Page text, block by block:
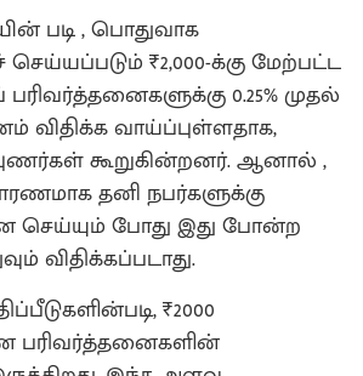
படி , பொதுவாக
₹2,000-க்கு மேற்பட்ட
பரிவர்த்தனைகளுக்கு 0.25% முதல்
விதிக்க வாய்ப்புள்ளதாக,
கூறுகின்றனர். ஆனால் ,
தனி நபர்களுக்கு
செய்யும் போது இது போன்ற
விதிக்கப்படாது.
₹2000
பரிவர்த்தனைகளின்